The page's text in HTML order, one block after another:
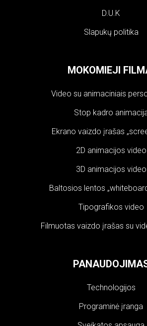
D.U.K
Slapukų politika
MOKOMIEJI
Video su animaciniais
Stop kadro
Ekrano vaizdo įrašas
2D animacijos video
3D animacijos video
Baltosios lentos
Tipografikos video
Filmuotas vaizdo įrašas su
Technologijos
Programinė įranga